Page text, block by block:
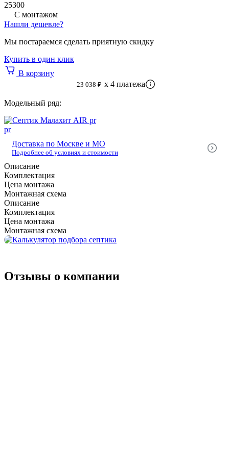
Тип сброса:
Пользователей:
Септики для туалета
Материал:
Производитель:Малахит
Модельный ряд:
pr
PDF Паспорт
25300
С монтажом
Нашли дешевле?
Мы постараемся сделать приятную скидку
Купить в один клик
В корзину
23 038 ₽ x 4 платежа
Модельный ряд:
pr
Доставка по Москве и МО
Подробнее об условиях и стоимости
Описание
Комплектация
Цена монтажа
Монтажная схема
Описание
Комплектация
Цена монтажа
Монтажная схема
Отзывы о компании